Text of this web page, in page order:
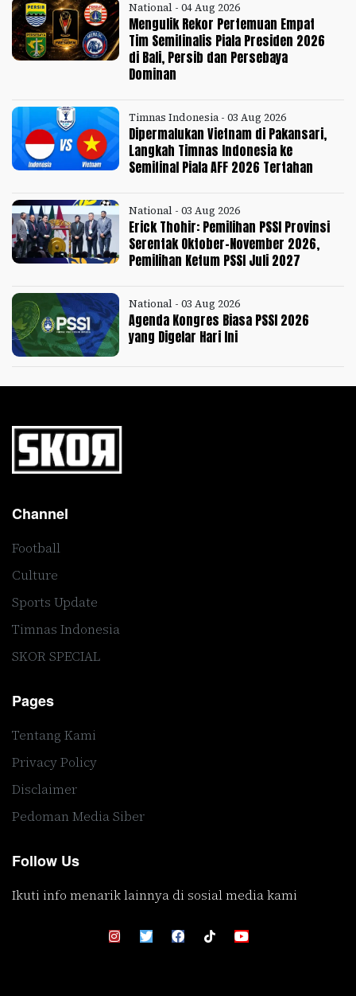
National - 04 Aug 2026
Mengulik Rekor Pertemuan Empat
Tim Semifinalis Piala Presiden 2026
di Bali, Persib dan Persebaya
Dominan
Timnas Indonesia - 03 Aug 2026
Dipermalukan Vietnam di Pakansari,
Langkah Timnas Indonesia ke
Semifinal Piala AFF 2026 Tertahan
National - 03 Aug 2026
Erick Thohir: Pemilihan PSSI Provinsi
Serentak Oktober-November 2026,
Pemilihan Ketum PSSI Juli 2027
National - 03 Aug 2026
Agenda Kongres Biasa PSSI 2026
yang Digelar Hari Ini
Channel
Football
Culture
Sports Update
Timnas Indonesia
SKOR SPECIAL
Pages
Tentang Kami
Privacy Policy
Disclaimer
Pedoman Media Siber
Follow Us
Ikuti info menarik lainnya di sosial media kami